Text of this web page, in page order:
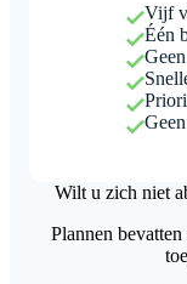
Vijf
Één
Wilt u zich niet
Plannen bevatten